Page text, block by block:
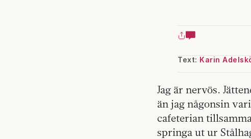
Text: Karin
Jag är nervös.
än jag någonsin
cafeterian
springa ut ur